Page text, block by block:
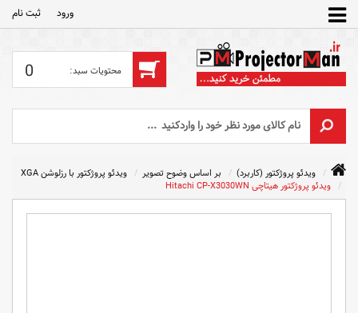
ورود ثبت‌ نام
0
ویدئو پروژکتور (کاربرد) بر اساس وضوح تصویر
ویدئو پروژکتور با رزلوشن XGA
ویدئو پروژکتور هیتاچی Hitachi CP-X3030WN